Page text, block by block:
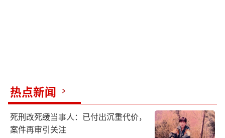
热点新闻
死刑改死缓当事人：已付出沉重代价，
案件再审引关注